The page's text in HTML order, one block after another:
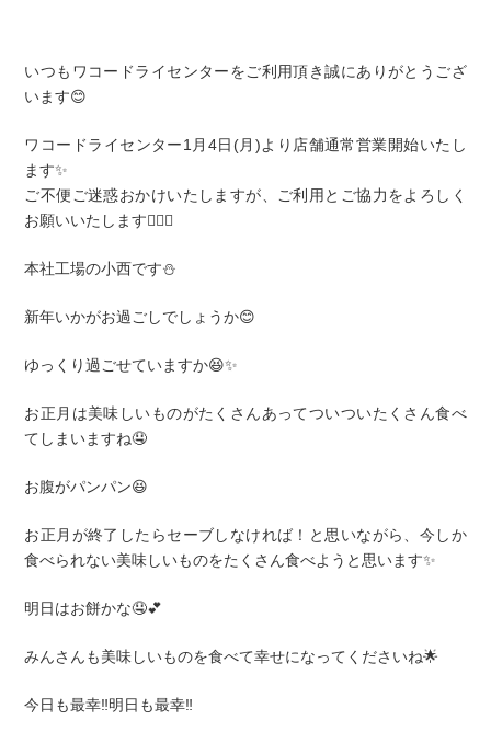
いつもワコードライセンターをご利用頂き誠にありがとうござ
います😊
ワコードライセンター1月4日(月)より店舗通常営業開始いたし
ます✨
ご不便ご迷惑おかけいたしますが、ご利用とご協力をよろしく
お願いいたします🙇🏻‍♀️
本社工場の小西です⛄️
新年いかがお過ごしでしょうか😊
ゆっくり過ごせていますか😆✨
お正月は美味しいものがたくさんあってついついたくさん食べ
てしまいますね🤤
お腹がパンパン😆
お正月が終了したらセーブしなければ！と思いながら、今しか
食べられない美味しいものをたくさん食べようと思います✨
明日はお餅かな🤤💕
みんさんも美味しいものを食べて幸せになってくださいね🌟
今日も最幸‼️明日も最幸‼️